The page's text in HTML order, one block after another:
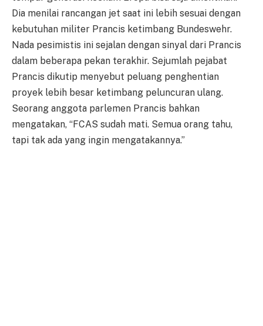
Dia menilai rancangan jet saat ini lebih sesuai dengan
kebutuhan militer Prancis ketimbang Bundeswehr.
Nada pesimistis ini sejalan dengan sinyal dari Prancis
dalam beberapa pekan terakhir. Sejumlah pejabat
Prancis dikutip menyebut peluang penghentian
proyek lebih besar ketimbang peluncuran ulang.
Seorang anggota parlemen Prancis bahkan
mengatakan, “FCAS sudah mati. Semua orang tahu,
tapi tak ada yang ingin mengatakannya.”